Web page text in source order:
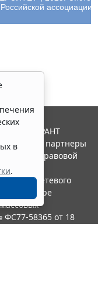
в
.
ГАРАНТ
и ее партнеры
правовой
сетевого
в сфере
ФС77-58365 от 18